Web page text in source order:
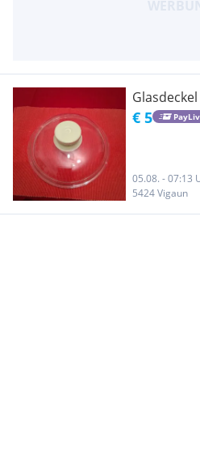
Glasdeckel
€ 5
05.08. - 07:13
5424 Vigaun